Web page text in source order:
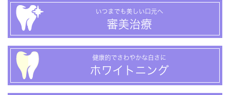
いつまでも美しい口元へ
審美治療
健康的でさわやかな白さに
ホワイトニング